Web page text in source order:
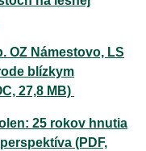
OZ Námestovo, LS
blízkym
27,8 MB)
25 rokov hnutia
(PDF,